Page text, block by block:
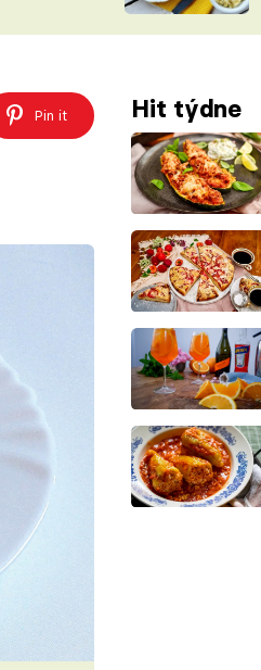
ŠÉFREDAKTORKY
ČASOPIS
Pin it Hit týdne